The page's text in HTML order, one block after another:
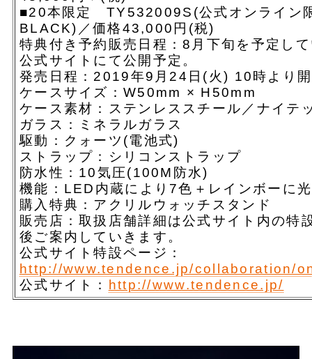
■20本限定 TY532009S(公式オンライン
BLACK)／価格43,000円(税)
特典付き予約販売日程：8月下旬を予定し
公式サイトにて公開予定。
発売日程：2019年9月24日(火) 10時より
ケースサイズ：W50mm × H50mm
ケース素材：ステンレススチール／ナイテ
ガラス：ミネラルガラス
駆動：クォーツ(電池式)
ストラップ：シリコンストラップ
防水性：10気圧(100M防水)
機能：LED内蔵により7色＋レインボーに
購入特典：アクリルウォッチスタンド
販売店：取扱店舗詳細は公式サイト内の特
後ご案内していきます。
公式サイト特設ページ：
http://www.tendence.jp/collaboration/
公式サイト： http://www.tendence.jp/